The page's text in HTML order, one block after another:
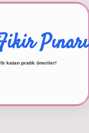
Pınarı
katan pratik öneriler!